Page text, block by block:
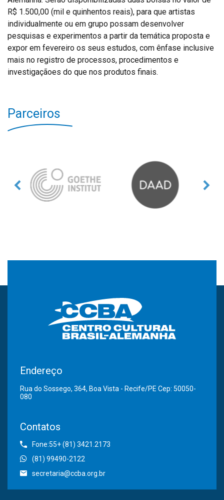
R$ 1.500,00 (mil e quinhentos reais), para que artistas
individualmente ou em grupo possam desenvolver
pesquisas e experimentos a partir da temática proposta e
expor em fevereiro os seus estudos, com ênfase inclusive
mais no registro de processos, procedimentos e
investigaçãoes do que nos produtos finais.
Parceiros
Endereço
Rua do Sossego, 364, Boa Vista - Recife/PE Cep: 50050-
080
Contatos
Fone:55+ (81) 3421.2173
(81) 99490-2122
secretaria@ccba.org.br